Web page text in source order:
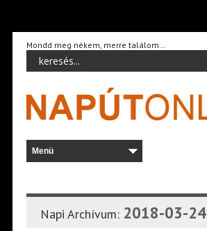
Mondd meg nékem, merre találom…
Napi Archívum: 2018-03-24